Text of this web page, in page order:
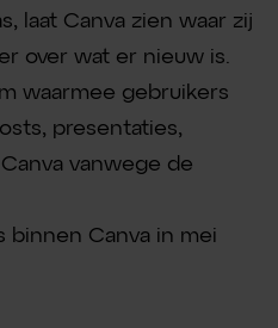
laat Canva zien waar zij
over wat er nieuw is.
waarmee gebruikers
presentaties,
vanwege de
binnen Canva in mei